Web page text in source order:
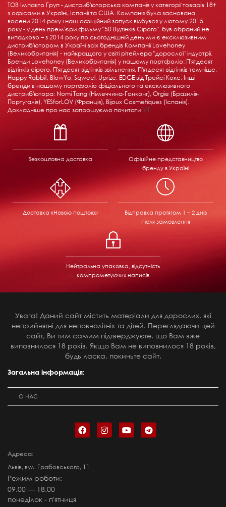
ТОВ Імпакто Груп - дистриб'юторська компанія у категорії товарів 18+ ​​
з офісами в Україні, Іспанії та США. Компанія була заснована
восени 2014 року і наш офіційний запуск відбувся у лютому 2015
року - у день прем'єри фільму "50 Відтінків Сірого". був обраний не
випадково – з 2014 року по сьогоднішній день ми є ексклюзивним
дистриб'ютором в Україні всіх брендів Компанії Lovehoney
(Великобританія) - найкращого у світі рітейлера "дорослої" індустрії.
Бренди Lovehoney (Великобританія) у нашому портфоліо: П'ятдесят
відтінків сірого, П'ятдесят відтінків звільнення, П'ятдесят відтінків темніше,
Happy Rabbit, BlowYo, Sqweel, Uprize, EDGE від Трейсі Кокс. Інші
бренди в нашому портфоліо фіціального та ексклюзивного
дистриб'ютора: Nomi Tang (Німеччина-Гонконг), Orgie (Бразилія-
Португалія), YESforLOV (Франція), Bijoux Cosmetiques (Іспанія).
Докладніше про нас запрошуємо почитатиТУТ
Безкоштовна доставка
Офіційне представництво
бренду в Україні
Доставка «Новою поштою» Відправка протягом 1 – 2 днів
після замовлення
Нейтральна упаковка, відсутність
компрометуючих написів
Увага! Даний сайт містить матеріали для дорослих, які
неприйнятні для неповнолітніх та дітей. Переглядаючи цей
сайт, Ви тим самим підтверджуєте, що Вам вже
виповнилося 18 років. Якщо Вам не виповнилося 18 років,
будь ласка, покиньте сайт.
Загальна інформація:
О НАС
Адреса:
Львів, вул. Грабовського, 11
Режим роботи:
09.00 — 18.00
понеділок - п'ятниця